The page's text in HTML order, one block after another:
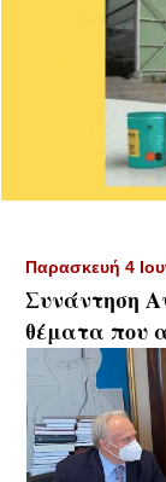
Παρασκευή 4
Συνάντηση
θέματα που